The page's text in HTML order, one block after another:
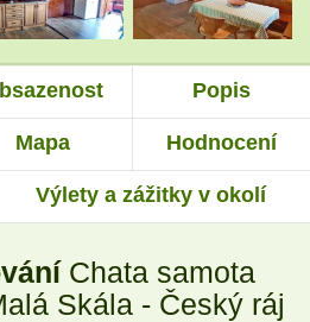
Popis
Mapa Hodnocení
Výlety a zážitky v okolí
Chata samota
Skála - Český ráj